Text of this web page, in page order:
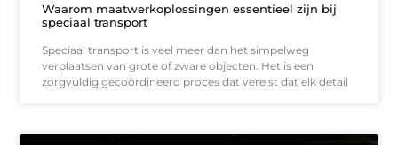
Waarom maatwerkoplossingen essentieel zijn bij
speciaal transport
Speciaal transport is veel meer dan het simpelweg
verplaatsen van grote of zware objecten. Het is een
zorgvuldig gecoördineerd proces dat vereist dat elk detail